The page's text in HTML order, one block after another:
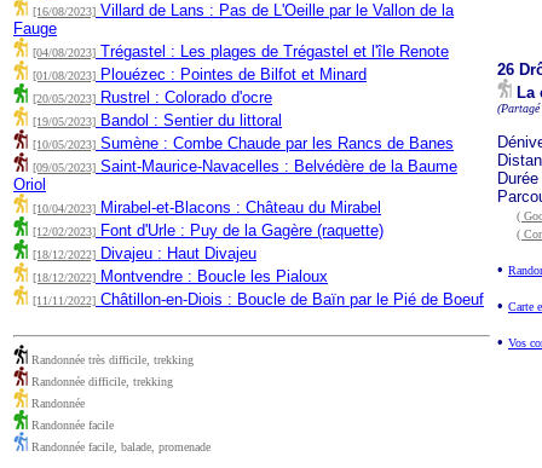
[16/08/2023] Villard de Lans : Pas de L'Oeille par le Vallon de la
Fauge
[04/08/2023] Trégastel : Les plages de Trégastel et l'île Renote
[01/08/2023] Plouézec : Pointes de Bilfot et Minard
[20/05/2023] Rustrel : Colorado d'ocre
[19/05/2023] Bandol : Sentier du littoral
[10/05/2023] Sumène : Combe Chaude par les Rancs de Banes
[09/05/2023] Saint-Maurice-Navacelles : Belvédère de la Baume
Oriol
[10/04/2023] Mirabel-et-Blacons : Château du Mirabel
[12/02/2023] Font d'Urle : Puy de la Gagère (raquette)
[18/12/2022] Divajeu : Haut Divajeu
[18/12/2022] Montvendre : Boucle les Pialoux
[11/11/2022] Châtillon-en-Diois : Boucle de Baïn par le Pié de Boeuf
Randonnée très difficile, trekking
Randonnée difficile, trekking
Randonnée
Randonnée facile
Randonnée facile, balade, promenade
26
La
(
(
•
• Carte
• Vos